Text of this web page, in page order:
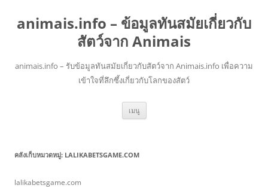
animais.info – ข้อมูลทันสมัยเกี่ยวกับ
สัตว์จาก Animais
animais.info – รับข้อมูลทันสมัยเกี่ยวกับสัตว์จาก Animais.info เพื่อความ
เข้าใจที่ลึกซึ้งเกี่ยวกับโลกของสัตว์
เมนู ข้าม
ยัง
คลังเก็บหมวดหมู่: LALIKABETSGAME.COM
lalikabetsgame.com